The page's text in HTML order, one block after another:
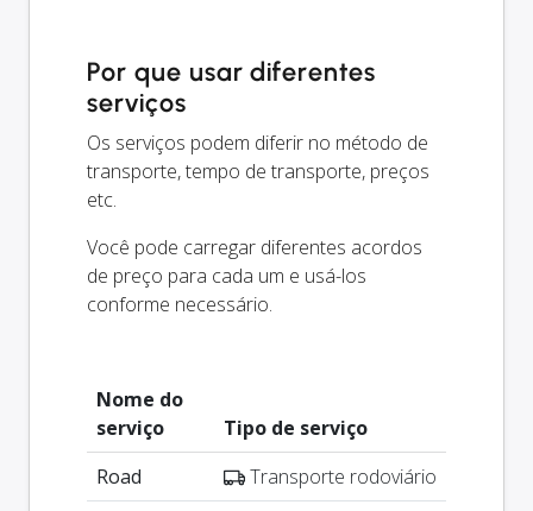
Por que usar diferentes
serviços
Os serviços podem diferir no método de
transporte, tempo de transporte, preços
etc.
Você pode carregar diferentes acordos
de preço para cada um e usá-los
conforme necessário.
Nome do
serviço
Tipo de serviço
Road
Transporte rodoviário